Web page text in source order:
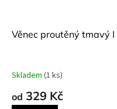
Věnec proutěný tmavý I
Skladem (1 ks)
od 329 Kč